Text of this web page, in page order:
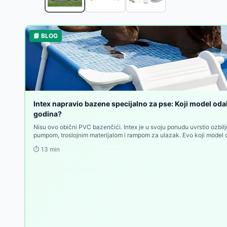
Pure Spa Greywood Deluxe okrugli jacuzzi za 4
Intex Prism Frame Pravougaoni bazen sa
Bestway Fast Set Okrugli bazen sa prstenom na
Bestway APX365™ Bazen sa peščanom pumpom i
Bestway Bazen sa pumpom i merdevinama Steel
Intex Sklopivi bazen za kućne ljubimce 152x30cm
Intex Bazen za kućne ljubimce sa filter-pumpom i
Intex Četvorougaoni bazen za kućne ljubimce sa
Intex Greywood Deluxe Jacuzzi za 4 osobe sa
Intex PureSpa Bubble Massage Jacuzzi za 4 osobe
📘 BLOG
Intex napravio bazene specijalno za pse: Koji model
godina?
Nisu ovo obični PVC bazenčići. Intex je u svoju ponudu uvrstio
pumpom, troslojnim materijalom i rampom za ulazak. Evo koji model
⏱️ 13 min